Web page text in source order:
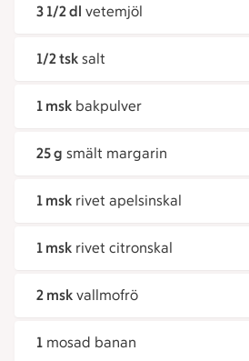
3 1/2 dl vetemjöl
1/2 tsk salt
1 msk bakpulver
25 g smält margarin
1 msk rivet apelsinskal
1 msk rivet citronskal
2 msk vallmofrö
1 mosad banan